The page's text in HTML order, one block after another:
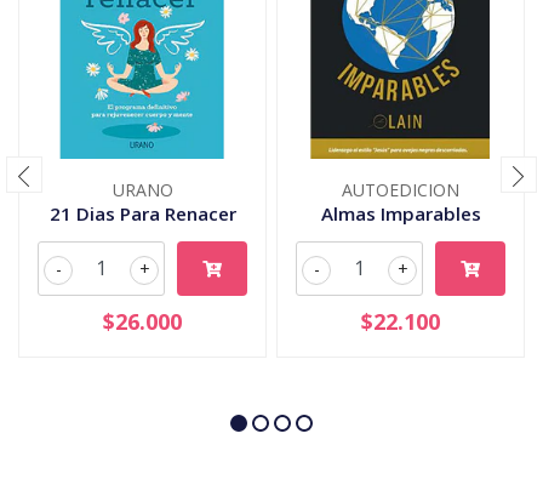
URANO
21 Dias Para Renacer
+
-
$26.000
AUTOEDICION
Almas Imparables
+
-
$22.100